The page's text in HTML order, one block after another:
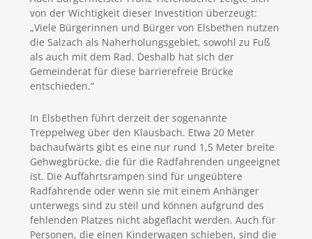
von der Wichtigkeit dieser Investition überzeugt:
„Viele Bürgerinnen und Bürger von Elsbethen nutzen
die Salzach als Naherholungsgebiet, sowohl zu Fuß
als auch mit dem Rad. Deshalb hat sich der
Gemeinderat für diese barrierefreie Brücke
entschieden.“
In Elsbethen führt derzeit der sogenannte
Treppelweg über den Klausbach. Etwa 20 Meter
bachaufwärts gibt es eine nur rund 1,5 Meter breite
Gehwegbrücke, die für die Radfahrenden ungeeignet
ist. Die Auffahrtsrampen sind für ungeübtere
Radfahrende oder wenn sie mit einem Anhänger
unterwegs sind zu steil und können aufgrund des
fehlenden Platzes nicht abgeflacht werden. Auch für
Personen, die einen Kinderwagen schieben, sind die